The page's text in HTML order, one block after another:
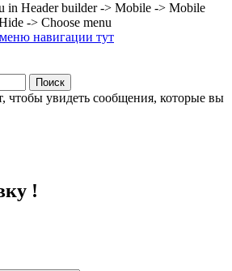
in Header builder -> Mobile -> Mobile
-> Choose menu
меню навигации тут
Поиск
чтобы увидеть сообщения, которые вы
!